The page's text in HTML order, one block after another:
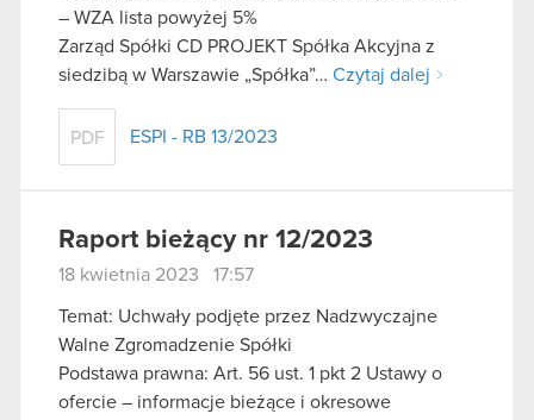
– WZA lista powyżej 5%
Zarząd Spółki CD PROJEKT Spółka Akcyjna z
siedzibą w Warszawie „Spółka”… Czytaj dalej
PDF ESPI - RB 13/2023
Raport bieżący nr 12/2023
18 kwietnia 2023 17:57
Temat: Uchwały podjęte przez Nadzwyczajne
Walne Zgromadzenie Spółki
Podstawa prawna: Art. 56 ust. 1 pkt 2 Ustawy o
ofercie – informacje bieżące i okresowe